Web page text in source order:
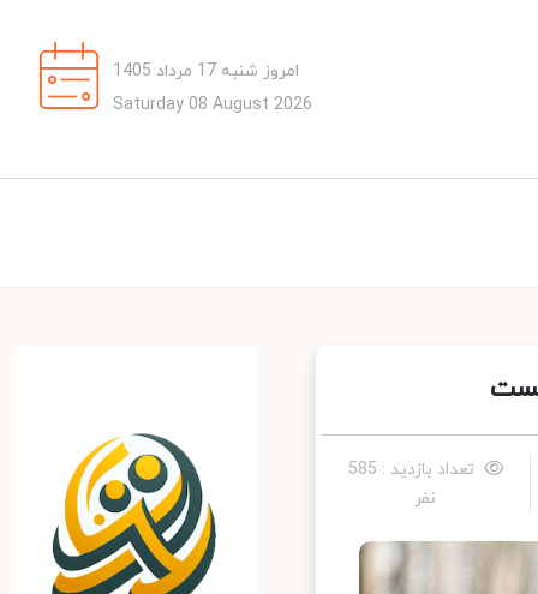
امروز شنبه 17 مرداد 1405
Saturday 08 August 2026
تعداد بازدید : 585
نفر